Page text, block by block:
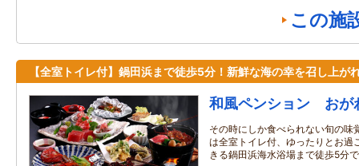
この施
【全室トイレ付】鍋田浜まで徒歩5分！新鮮な海の幸を召し上が
和風ペンション おが
その時にしか食べられない旬の味
は全室トイレ付、ゆったりとお過
きる鍋田浜海水浴場まで徒歩5分